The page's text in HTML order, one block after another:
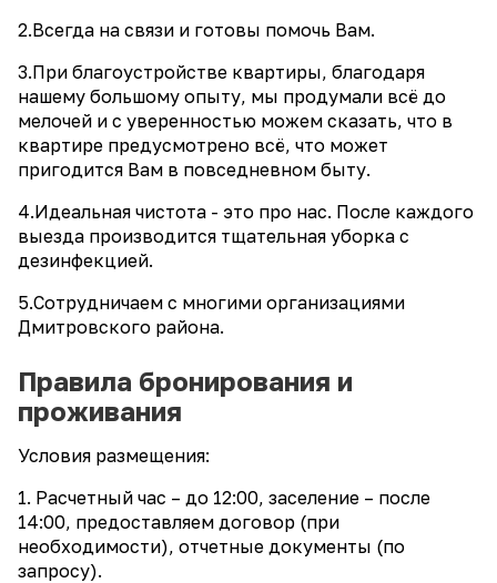
2.Всегда на связи и готовы помочь Вам.
3.При благоустройстве квартиры, благодаря
нашему большому опыту, мы продумали всё до
мелочей и с уверенностью можем сказать, что в
квартире предусмотрено всё, что может
пригодится Вам в повседневном быту.
4.Идеальная чистота - это про нас. После каждого
выезда производится тщательная уборка с
дезинфекцией.
5.Сотрудничаем с многими организациями
Дмитровского района.
Правила бронирования и
проживания
Условия размещения:
1. Расчетный час – до 12:00, заселение – после
14:00, предоставляем договор (при
необходимости), отчетные документы (по
запросу).